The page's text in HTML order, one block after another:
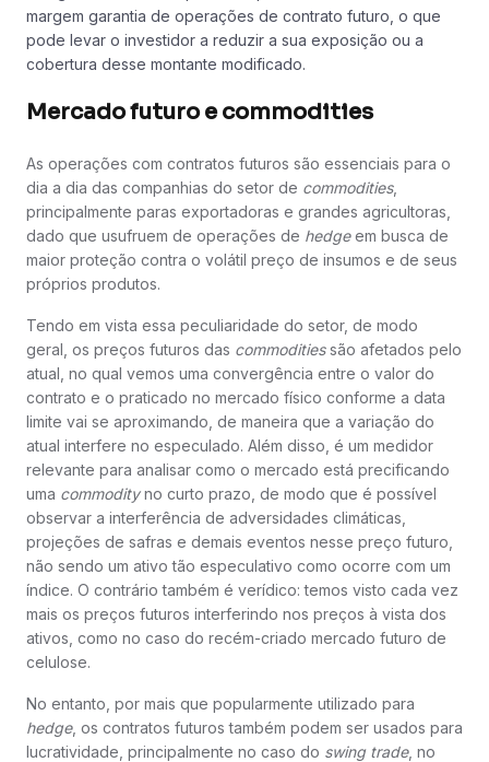
margem garantia de operações de contrato futuro, o que
pode levar o investidor a reduzir a sua exposição ou a
cobertura desse montante modificado.
Mercado futuro e commodities
As operações com contratos futuros são essenciais para o
dia a dia das companhias do setor de commodities,
principalmente paras exportadoras e grandes agricultoras,
dado que usufruem de operações de hedgeem busca de
maior proteção contra o volátil preço de insumos e de seus
próprios produtos.
Tendo em vista essa peculiaridade do setor, de modo
geral, os preços futuros das commoditiessão afetados pelo
atual, no qual vemos uma convergência entre o valor do
contrato e o praticado no mercado físico conforme a data
limite vai se aproximando, de maneira que a variação do
atual interfere no especulado. Além disso, é um medidor
relevante para analisar como o mercado está precificando
uma commodityno curto prazo, de modo que é possível
observar a interferência de adversidades climáticas,
projeções de safras e demais eventos nesse preço futuro,
não sendo um ativo tão especulativo como ocorre com um
índice. O contrário também é verídico: temos visto cada vez
mais os preços futuros interferindo nos preços à vista dos
ativos, como no caso do recém-criado mercado futuro de
celulose.
No entanto, por mais que popularmente utilizado para
hedge, os contratos futuros também podem ser usados para
lucratividade, principalmente no caso do swing trade, no